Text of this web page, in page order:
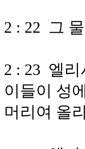
2 : 22 그
2 : 23 엘
이들이 성
머리여 올